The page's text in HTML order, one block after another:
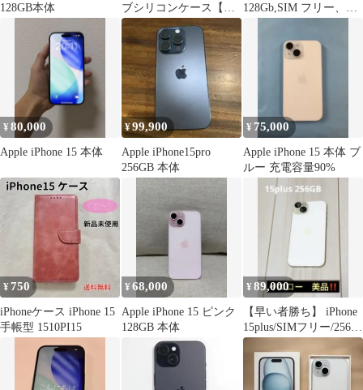
128GB本体
ブシリコンケース【中
古品・箱あり】
128Gb,SIM フリー、バ
¥80,000
Apple iPhone 15 本体
¥99,900
Apple iPhone15pro
256GB 本体
¥ 75,000
Apple iPhone 15 本体 ブ
ルー 充電容量90%
¥750
iPhoneケース iPhone 15
手帳型 1510PI15
¥68,000
Apple iPhone 15 ピンク
128GB 本体
¥89,000
【早い者勝ち】 iPhone
15plus/SIMフリー/256
GB【美品】